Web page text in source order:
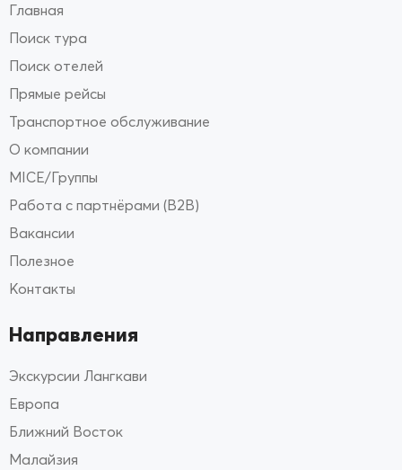
Главная
Поиск тура
Поиск отелей
Прямые рейсы
Транспортное обслуживание
О компании
MICE/Группы
Работа с партнёрами (B2B)
Вакансии
Полезное
Контакты
Направления
Экскурсии Лангкави
Европа
Ближний Восток
Малайзия